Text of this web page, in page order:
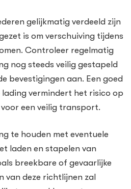
gelijkmatig verdeeld zijn
is om verschuiving tijdens
Controleer regelmatig
nog steeds veilig gestapeld
bevestigingen aan. Een goed
vermindert het risico op
een veilig transport.
te houden met eventuele
laden en stapelen van
breekbare of gevaarlijke
van deze richtlijnen zal